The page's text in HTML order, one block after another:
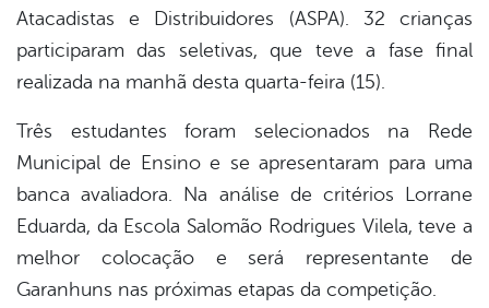
Atacadistas e Distribuidores (ASPA). 32 crianças
participaram das seletivas, que teve a fase final
realizada na manhã desta quarta-feira (15).
Três estudantes foram selecionados na Rede
Municipal de Ensino e se apresentaram para uma
banca avaliadora. Na análise de critérios Lorrane
Eduarda, da Escola Salomão Rodrigues Vilela, teve a
melhor colocação e será representante de
Garanhuns nas próximas etapas da competição.